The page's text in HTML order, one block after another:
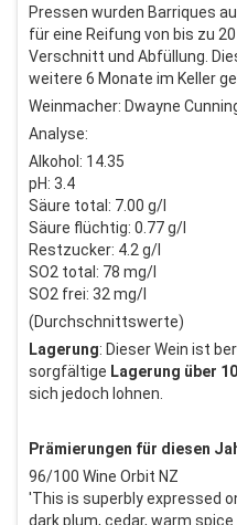
Pressen wurden Barriques
für eine Reifung von bis zu
Verschnitt und Abfüllung.
weitere 6 Monate im Keller
Weinmacher: Dwayne
Analyse:
Alkohol: 14.35
pH: 3.4
Säure total: 7.00 g/l
Säure flüchtig: 0.77 g/l
Restzucker: 4.2 g/l
SO2 total: 78 mg/l
SO2 frei: 32 mg/l
(Durchschnittswerte)
Lagerung: Dieser Wein ist
sorgfältige Lagerung über
sich jedoch lohnen.
Prämierungen für diesen
96/100 Wine Orbit NZ
'This is superbly expressed
dark plum, cedar, warm